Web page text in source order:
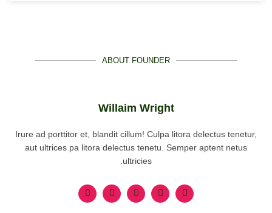
ABOUT FOUNDER
Willaim Wright
Irure ad porttitor et, blandit cillum! Culpa litora delectus tenetur,
aut ultrices pa litora delectus tenetu. Semper aptent netus
ultricies.